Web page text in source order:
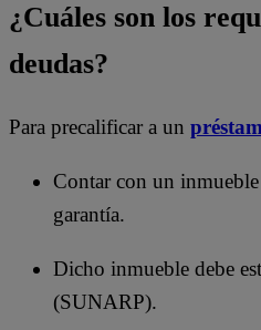
¿Cuáles son los
deudas?
Para precalificar a un
Contar con un
garantía.
Dicho inmueble debe
(SUNARP).